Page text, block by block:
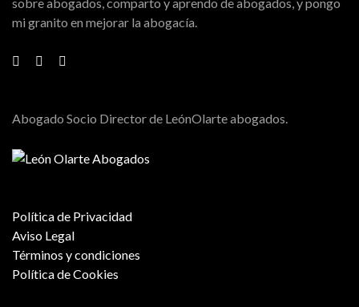
mi granito en mejorar la abogacía.
Abogado Socio Director de LeónOlarte abogados.
Política de Privacidad
Aviso Legal
Términos y condiciones
Política de Cookies